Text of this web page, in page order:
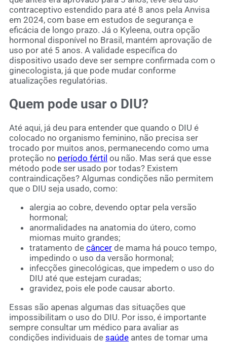
contraceptivo estendido para até 8 anos pela Anvisa
em 2024, com base em estudos de segurança e
eficácia de longo prazo. Já o Kyleena, outra opção
hormonal disponível no Brasil, mantém aprovação de
uso por até 5 anos. A validade específica do
dispositivo usado deve ser sempre confirmada com o
ginecologista, já que pode mudar conforme
atualizações regulatórias.
Quem pode usar o DIU?
Até aqui, já deu para entender que quando o DIU é
colocado no organismo feminino, não precisa ser
trocado por muitos anos, permanecendo como uma
proteção no período fértil ou não. Mas será que esse
método pode ser usado por todas? Existem
contraindicações? Algumas condições não permitem
que o DIU seja usado, como:
alergia ao cobre, devendo optar pela versão
hormonal;
anormalidades na anatomia do útero, como
miomas muito grandes;
tratamento de câncer de mama há pouco tempo,
impedindo o uso da versão hormonal;
infecções ginecológicas, que impedem o uso do
DIU até que estejam curadas;
gravidez, pois ele pode causar aborto.
Essas são apenas algumas das situações que
impossibilitam o uso do DIU. Por isso, é importante
sempre consultar um médico para avaliar as
condições individuais de saúde antes de tomar uma